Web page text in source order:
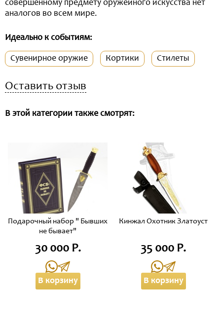
совершенному предмету оружейного искусства нет
аналогов во всем мире.
Идеально к событиям:
Сувенирное оружие Кортики Стилеты
Оставить отзыв
В этой категории также смотрят:
Подарочный набор " Бывших
не бывает"
30 000 Р.
В корзину
Кинжал Охотник Златоуст
35 000 Р.
В корзину